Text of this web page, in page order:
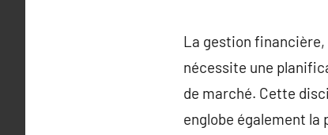
La gestion financière,
nécessite une
de marché. Cette
englobe également